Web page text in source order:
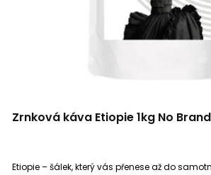
Zrnková káva Etiopie 1kg No
Etiopie – šálek, který vás přenese až do